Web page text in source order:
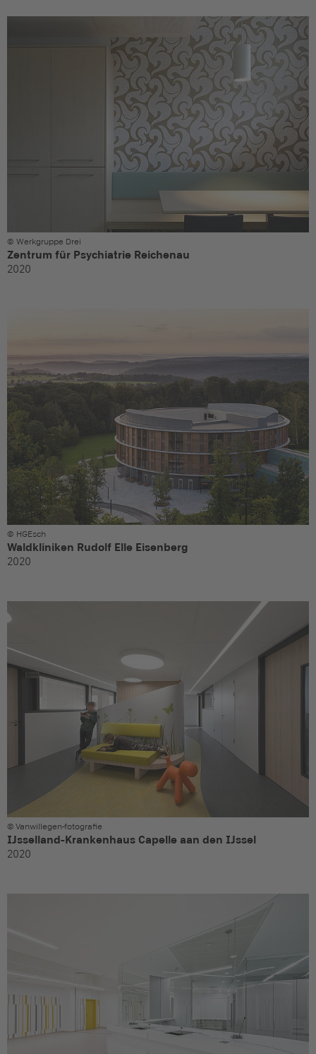
© Werkgruppe Drei
Zentrum für Psychiatrie Reichenau
2020
© HGEsch
Waldkliniken Rudolf Elle Eisenberg
2020
© Vanwillegen-fotografie
IJsselland-Krankenhaus Capelle aan den IJssel
2020